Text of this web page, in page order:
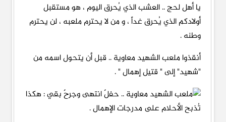
يا أهل لحج .. العشب الذي يُحرق اليوم ، هو مستقبل
أولادكم الذي يُحرق غداً ، و من لا يحترم ملعبه ، لن يحترم
وطنه .
أنقذوا ملعب الشهيد معاوية .. قبل أن يتحول اسمه من
"شهيد" إلى " قتيل إهمال " .